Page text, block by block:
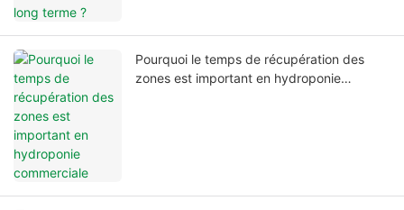
Pourquoi le temps de récupération des
zones est important en hydroponie